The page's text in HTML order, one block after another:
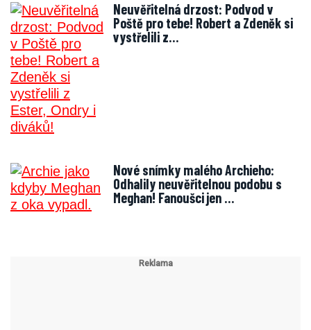
Neuvěřitelná drzost: Podvod v
Poště pro tebe! Robert a Zdeněk si
vystřelili z…
Nové snímky malého Archieho:
Odhalily neuvěřitelnou podobu s
Meghan! Fanoušci jen …